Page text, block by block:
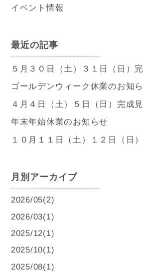
イベント情報
最近の記事
５月３０日（土）３１日（日）
ゴールデンウィーク休業のお知
４月４日（土）５日（日）完成
年末年始休業のお知らせ
１０月１１日（土）１２日（日
月別アーカイブ
2026/05(2)
2026/03(1)
2025/12(1)
2025/10(1)
2025/08(1)